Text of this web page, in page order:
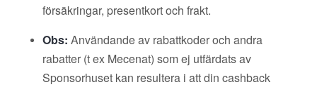
försäkringar, presentkort och frakt.
Obs: Användande av rabattkoder och andra
rabatter (t ex Mecenat) som ej utfärdats av
Sponsorhuset kan resultera i att din cashback